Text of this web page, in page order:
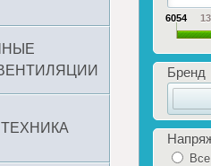
6054
Бренд
Все